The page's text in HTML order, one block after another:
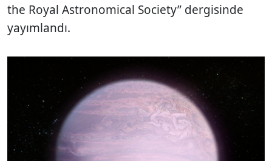
the Royal Astronomical Society” dergisinde
yayımlandı.